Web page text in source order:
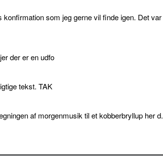
som jeg gerne vil finde igen. Det
der er en udfo
tekst. TAK
af morgenmusik til et kobberbryllup her